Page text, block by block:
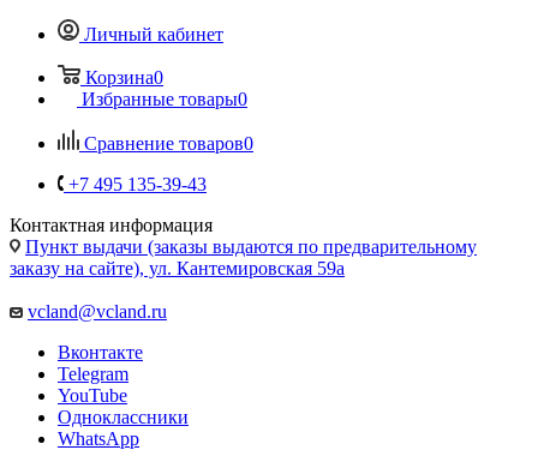
Личный кабинет
Корзина0
Избранные товары0
Сравнение товаров0
+7 495 135-39-43
Контактная информация
Пункт выдачи (заказы выдаются по предварительному
заказу на сайте), ул. Кантемировская 59а
vcland@vcland.ru
Вконтакте
Telegram
YouTube
Одноклассники
WhatsApp